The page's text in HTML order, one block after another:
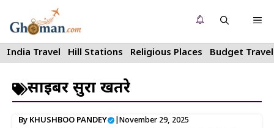
to
content
India Travel Hill Stations Religious Places Budget Travel
साइबर सुरक्षा खतरे
By KHUSHBOO PANDEY November 29, 2025